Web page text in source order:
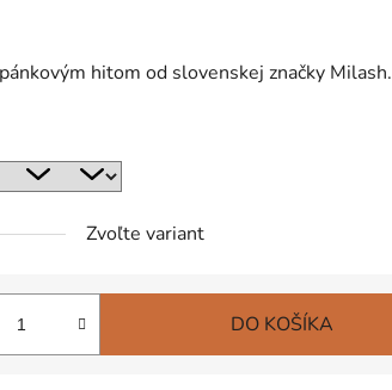
hitom od slovenskej značky Milash.
Zvoľte variant
DO KOŠÍKA